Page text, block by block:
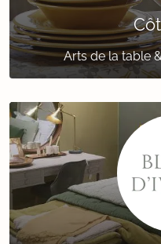
Arts de la table